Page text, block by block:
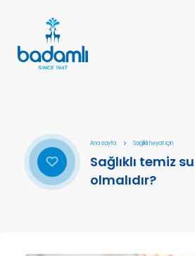
Ana sayfa Sağlıklı həyat için
Sağlıklı temiz
olmalıdır?